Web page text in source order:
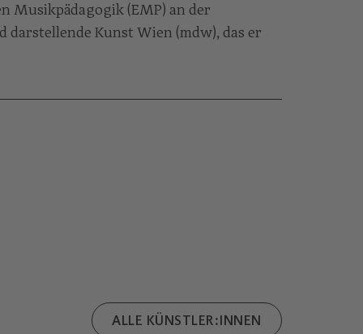
Musikpädagogik (EMP) an der
Kunst Wien (mdw), das er
ALLE KÜNSTLER:INNEN